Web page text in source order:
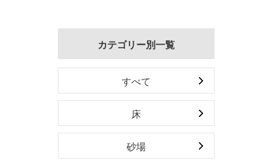
カテゴリー別一覧
すべて
床
砂場